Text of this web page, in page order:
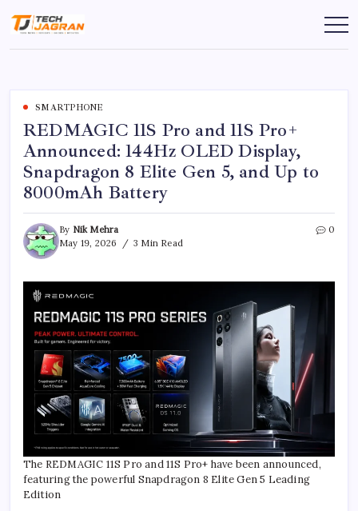
SMARTPHONE
REDMAGIC 11S Pro and 11S Pro+
Announced: 144Hz OLED Display,
Snapdragon 8 Elite Gen 5, and Up to
8000mAh Battery
By Nik Mehra
May 19, 2026
3 Min Read
0
The REDMAGIC 11S Pro and 11S Pro+ have been announced,
featuring the powerful Snapdragon 8 Elite Gen 5 Leading
Edition